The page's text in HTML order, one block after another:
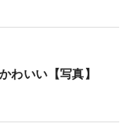
って、いい感じ
んでもらえた
」。拍手や歓声
わいい【写真】